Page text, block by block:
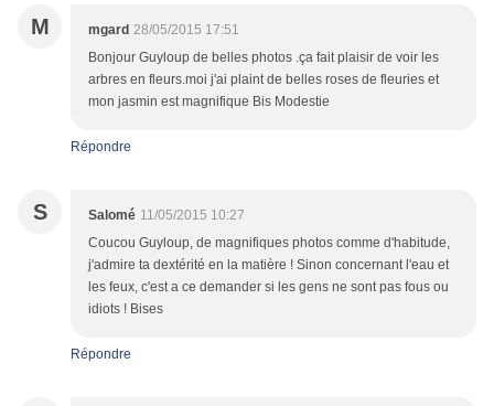
M mgard 28/05/2015 17:51
Bonjour Guyloup de belles photos .ça fait plaisir de voir les
arbres en fleurs.moi j'ai plaint de belles roses de fleuries et
mon jasmin est magnifique Bis Modestie
Répondre
S Salomé 11/05/2015 10:27
Coucou Guyloup, de magnifiques photos comme d'habitude,
j'admire ta dextérité en la matière ! Sinon concernant l'eau et
les feux, c'est a ce demander si les gens ne sont pas fous ou
idiots ! Bises
Répondre